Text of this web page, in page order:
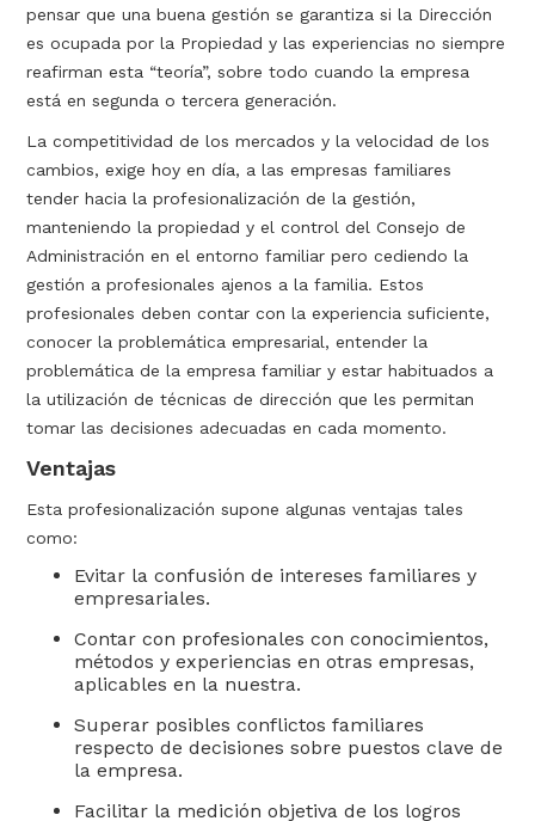
pensar que una buena gestión se garantiza si la Dirección
es ocupada por la Propiedad y las experiencias no siempre
reafirman esta “teoría”, sobre todo cuando la empresa
está en segunda o tercera generación.
La competitividad de los mercados y la velocidad de los
cambios, exige hoy en día, a las empresas familiares
tender hacia la profesionalización de la gestión,
manteniendo la propiedad y el control del Consejo de
Administración en el entorno familiar pero cediendo la
gestión a profesionales ajenos a la familia. Estos
profesionales deben contar con la experiencia suficiente,
conocer la problemática empresarial, entender la
problemática de la empresa familiar y estar habituados a
la utilización de técnicas de dirección que les permitan
tomar las decisiones adecuadas en cada momento.
Ventajas
Esta profesionalización supone algunas ventajas tales
como:
Evitar la confusión de intereses familiares y
empresariales.
Contar con profesionales con conocimientos,
métodos y experiencias en otras empresas,
aplicables en la nuestra.
Superar posibles conflictos familiares
respecto de decisiones sobre puestos clave de
la empresa.
Facilitar la medición objetiva de los logros